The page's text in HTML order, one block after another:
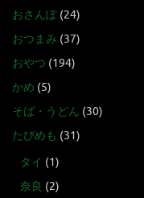
おさんぽ(24)
おつまみ (37)
おやつ (194)
かめ (5)
そば・うどん (30)
たびめも (31)
タイ (1)
奈良 (2)